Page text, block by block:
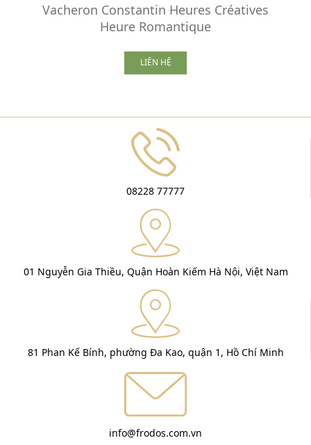
Vacheron Constantin Heures Créatives
Heure Romantique
LIÊN HỆ
08228 77777
01 Nguyễn Gia Thiều, Quận Hoàn Kiếm Hà Nội, Việt Nam
81 Phan Kế Bính, phường Đa Kao, quận 1, Hồ Chí Minh
info@frodos.com.vn